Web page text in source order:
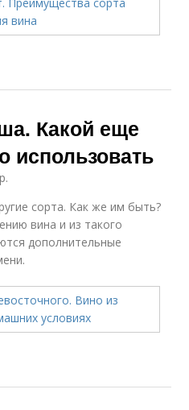
Какой еще
использовать
сорта. Как же им быть?
вина и из такого
дополнительные